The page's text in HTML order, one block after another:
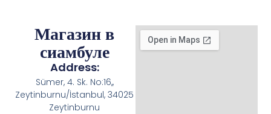
Магазин в
сиамбуле
Address:
Sümer, 4. Sk. No:16,,
Zeytinburnu/İstanbul, 34025
Zeytinburnu